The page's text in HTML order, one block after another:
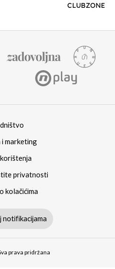
CLUBZONE
i marketing
privatnosti
kolačićima
notifikacijama
prava pridržana